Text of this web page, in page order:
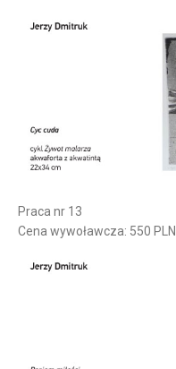
Praca nr 13
Cena wywoławcza: 550 PLN